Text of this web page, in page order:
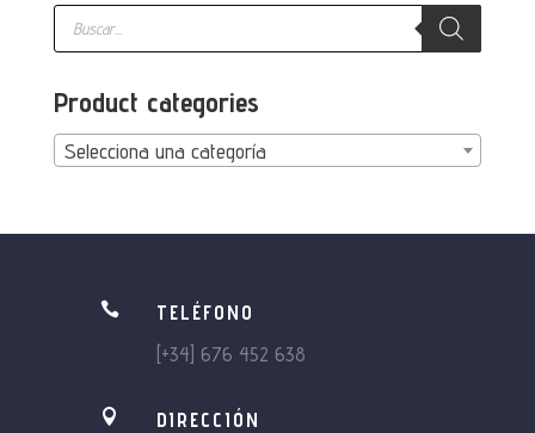
Búsqueda
productos
Product categories
Selecciona una categoría

TELÉFONO
[+34] 676 452 638

DIRECCIÓN